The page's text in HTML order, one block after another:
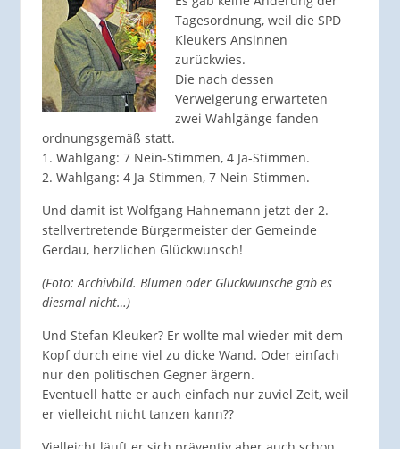
Tagesordnung, weil die SPD
Kleukers Ansinnen
zurückwies.
Die nach dessen
Verweigerung erwarteten
zwei Wahlgänge fanden
ordnungsgemäß statt.
1. Wahlgang: 7 Nein-Stimmen, 4 Ja-Stimmen.
2. Wahlgang: 4 Ja-Stimmen, 7 Nein-Stimmen.
Und damit ist Wolfgang Hahnemann jetzt der 2.
stellvertretende Bürgermeister der Gemeinde
Gerdau, herzlichen Glückwunsch!
(Foto: Archivbild. Blumen oder Glückwünsche gab es
diesmal nicht…)
Und Stefan Kleuker? Er wollte mal wieder mit dem
Kopf durch eine viel zu dicke Wand. Oder einfach
nur den politischen Gegner ärgern.
Eventuell hatte er auch einfach nur zuviel Zeit, weil
er vielleicht nicht tanzen kann??